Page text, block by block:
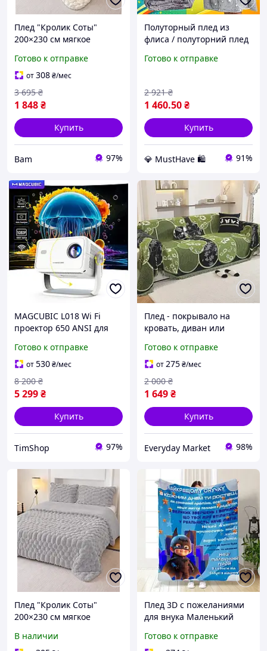
Плед "Кролик Соты"
200×230 см мягкое
микрофибры евро размер
для кровати и дивана
Молочный bas
Готово к отправке
от308₴/мес
1 848₴
3 695 ₴
Купить
Bam 97%
Полуторный плед из
флиса / полуторний плед
для сну та відпочинку
Готово к отправке
1 460.50₴
2 921 ₴
Купить
💎 MustHave 🛍️ 91%
MAGCUBIC L018 Wi Fi
проектор 650 ANSI для
коррекция 360°
Готово к отправке
от530₴/мес
5 299₴
8 200 ₴
Купить
TimShop 97%
Плед - покрывало на
кровать, диван или
теплое 180 х 300 см с
черно-зеленым принтом
Готово к отправке
от275₴/мес
1 649₴
2 000 ₴
Купить
Everyday Market 98%
Плед "Кролик Соты"
200×230 см мягкое
микрофибры евро размер
В наличии
Плед 3D с пожеланиями
для внука Маленький
brooklyn
Готово к отправке